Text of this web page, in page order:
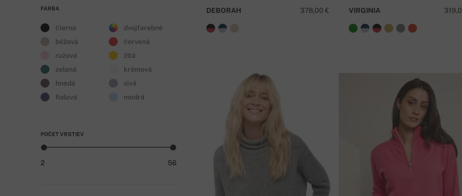
FARBA
čierna
dvojfarebné
béžová
červená
ružová
žltá
zelená
krémová
hnedá
sivá
fialová
modrá
POČET VRSTIEV
2 56
378,00 €
DEBORAH VIRGINIA